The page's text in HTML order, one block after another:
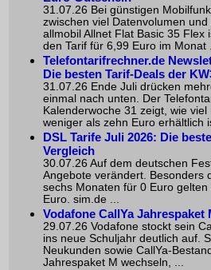
31.07.26 Bei günstigen
zwischen viel Datenvolumen
allmobil Allnet Flat Basic 35 Flex
den Tarif für 6,99 Euro im Monat
Telefontarifrechner.de
Die besten Tarif-Deals der
31.07.26 Ende Juli drücken
einmal nach unten. Der
Kalenderwoche 31 zeigt, wie
weniger als zehn Euro erhältlich
DSL Tarife Juli 2026: Die
Vergleich
30.07.26 Auf dem deutschen
Angebote verändert. Besonders
sechs Monaten für 0 Euro
Euro. sim.de ...
Vodafone CallYa Jahrespaket
29.07.26 Vodafone stockt sein
ins neue Schuljahr deutlich auf.
Neukunden sowie CallYa-
Jahrespaket M wechseln, ...